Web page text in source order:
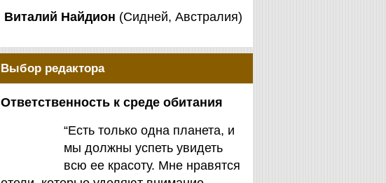
Виталий Найдион (Сидней, Австралия)
Выбор редактора
Ответственность к среде обитания
“Есть только одна планета, и
мы должны успеть увидеть
всю ее красоту. Мне нравятся